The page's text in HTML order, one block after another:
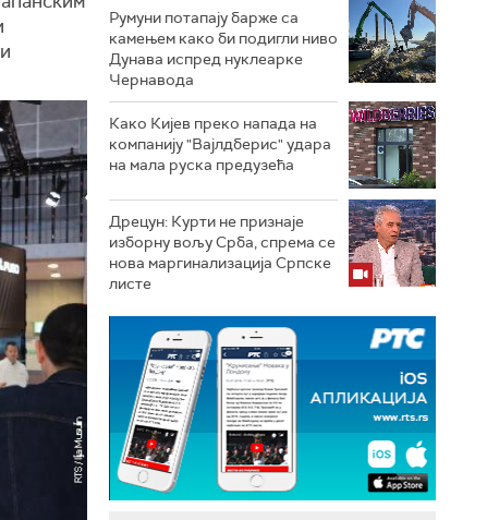
Румуни потапају барже са
камењем како би подигли ниво
Дунава испред нуклеарке
Чернавода
Како Кијев преко напада на
компанију "Вајлдберис" удара
на мала руска предузећа
Дрецун: Курти не признаје
изборну вољу Срба, спрема се
нова маргинализација Српске
листе